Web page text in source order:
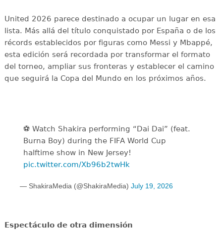
United 2026 parece destinado a ocupar un lugar en esa
lista. Más allá del título conquistado por España o de los
récords establecidos por figuras como Messi y Mbappé,
esta edición será recordada por transformar el formato
del torneo, ampliar sus fronteras y establecer el camino
que seguirá la Copa del Mundo en los próximos años.
⚽️️ Watch Shakira performing “Dai Dai” (feat.
Burna Boy) during the FIFA World Cup
halftime show in New Jersey!
pic.twitter.com/Xb96b2twHk
— ShakiraMedia (@ShakiraMedia) July 19, 2026
Espectáculo de otra dimensión